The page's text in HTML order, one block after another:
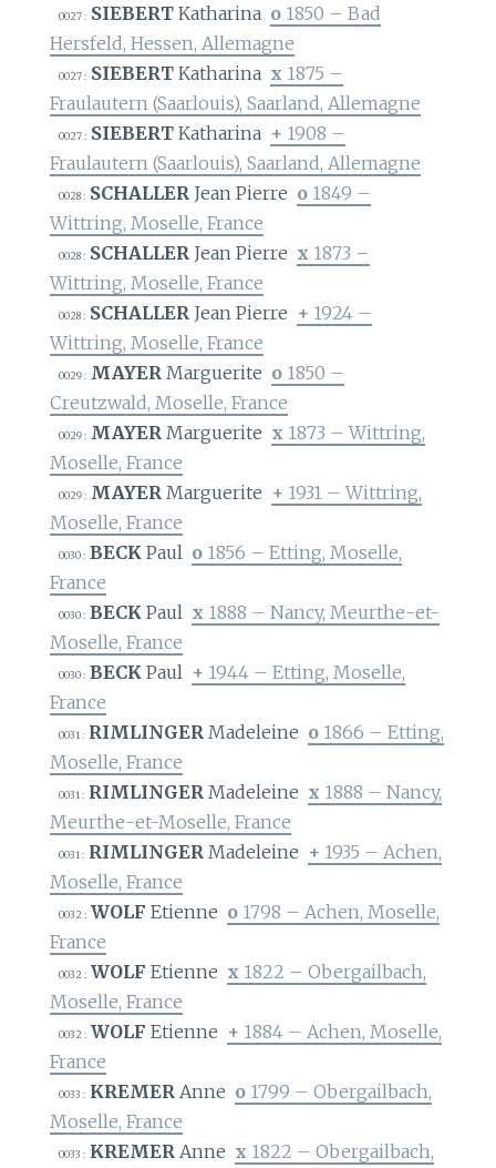
0027 : SIEBERT Katharina o 1850 – Bad
Hersfeld, Hessen, Allemagne
0027 : SIEBERT Katharina x 1875 –
Fraulautern (Saarlouis), Saarland, Allemagne
0027 : SIEBERT Katharina + 1908 –
Fraulautern (Saarlouis), Saarland, Allemagne
0028 : SCHALLER Jean Pierre o 1849 –
Wittring, Moselle, France
0028 : SCHALLER Jean Pierre x 1873 –
Wittring, Moselle, France
0028 : SCHALLER Jean Pierre + 1924 –
Wittring, Moselle, France
0029 : MAYER Marguerite o 1850 –
Creutzwald, Moselle, France
0029 : MAYER Marguerite x 1873 – Wittring,
Moselle, France
0029 : MAYER Marguerite + 1931 – Wittring,
Moselle, France
0030 : BECK Paul o 1856 – Etting, Moselle,
France
0030 : BECK Paul x 1888 – Nancy, Meurthe-et-
Moselle, France
0030 : BECK Paul + 1944 – Etting, Moselle,
France
0031 : RIMLINGER Madeleine o 1866 – Etting,
Moselle, France
0031 : RIMLINGER Madeleine x 1888 – Nancy,
Meurthe-et-Moselle, France
0031 : RIMLINGER Madeleine + 1935 – Achen,
Moselle, France
0032 : WOLF Etienne o 1798 – Achen, Moselle,
France
0032 : WOLF Etienne x 1822 – Obergailbach,
Moselle, France
0032 : WOLF Etienne + 1884 – Achen, Moselle,
France
0033 : KREMER Anne o 1799 – Obergailbach,
Moselle, France
0033 : KREMER Anne x 1822 – Obergailbach,